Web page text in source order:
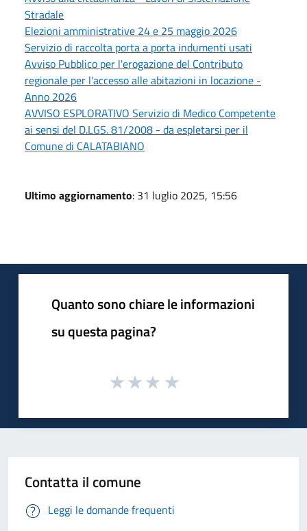
Stradale
Elezioni amministrative 24 e 25 maggio 2026
Servizio di raccolta porta a porta indumenti usati
Avviso Pubblico per l'erogazione del Contributo
regionale per l'accesso alle abitazioni in locazione -
Anno 2026
AVVISO ESPLORATIVO Servizio di Medico Competente
ai sensi del D.LGS. 81/2008 - da espletarsi per il
Comune di CALATABIANO
Ultimo aggiornamento: 31 luglio 2025, 15:56
Quanto sono chiare le informazioni
su questa pagina?
Contatta il comune
Leggi le domande frequenti